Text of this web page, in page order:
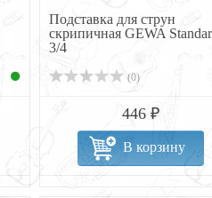
Подставка для струн
скрипичная GEWA
3/4
(0)
446 ₽
В корзину